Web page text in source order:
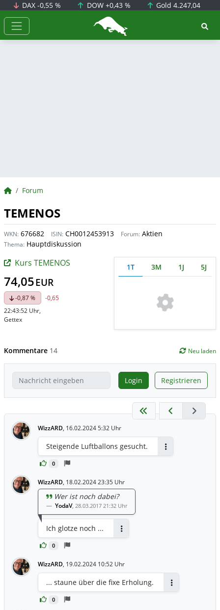
DAX-0,55 % DOW +0,43 % Gold4.247,04
BörsenNEWS.de
BörsenNEWS.de
Forum
TEMENOS
WKN: 676682 ISIN: CH0012453913 Forum: Aktien
Thema: Hauptdiskussion
Kurs TEMENOS
74,05EUR
-0,87 %
-0,65
22:43:52 Uhr,
Gettex
1T 3M 1J 5J
Kommentare 14 Neu laden
Login Registrieren
WizzARD, 16.02.2024 5:32 Uhr
0
Steigende Luftballons gesucht.
WizzARD, 18.02.2024 23:35 Uhr
0
Wer ist noch dabei?
YodaV, 28.03.2017 21:32 Uhr
Ich glotze noch ...
WizzARD, 19.02.2024 10:52 Uhr
0
... staune über die fixe Erholung.